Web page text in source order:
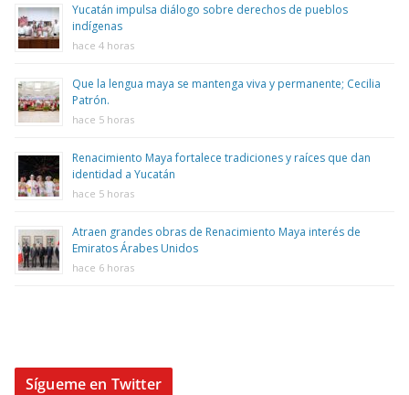
Yucatán impulsa diálogo sobre derechos de pueblos
indígenas
hace 4 horas
Que la lengua maya se mantenga viva y permanente; Cecilia
Patrón.
hace 5 horas
Renacimiento Maya fortalece tradiciones y raíces que dan
identidad a Yucatán
hace 5 horas
Atraen grandes obras de Renacimiento Maya interés de
Emiratos Árabes Unidos
hace 6 horas
Sígueme en Twitter